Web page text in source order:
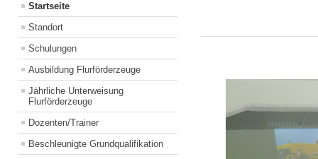
Startseite
Standort
Schulungen
Ausbildung Flurförderzeuge
Jährliche Unterweisung
Flurförderzeuge
Dozenten/Trainer
Beschleunigte Grundqualifikation